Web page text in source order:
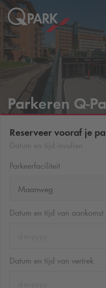
Parkeren Q-
Reserveer vooraf je
Parkeerfaciliteit
Maanweg
Datum en tijd van aankomst
Datum en tijd van vertrek